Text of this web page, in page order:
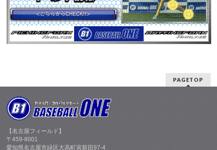
PAGETOP
【名古屋フィールド】
〒459-8001
愛知県名古屋市緑区大高町寅新田97-4